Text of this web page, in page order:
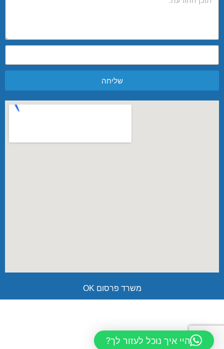
שליחה
משרד פרסום OK
היי איך נוכל לעזור לך?